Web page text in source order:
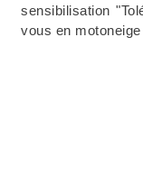
sensibilisation
vous en